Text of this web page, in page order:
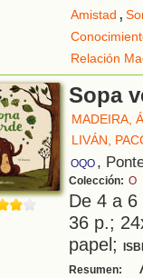
Amistad ,
Relación
Sopa
MADEIRA,
LIVÁN,
OQO ,
Colección: O
De 4 a
36 p.;
papel;
Resumen: